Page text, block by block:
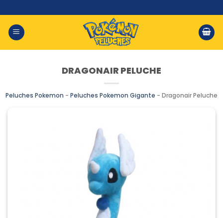
al
contenido
DRAGONAIR PELUCHE
Peluches Pokemon - Peluches Pokemon Gigante - Dragonair Peluche